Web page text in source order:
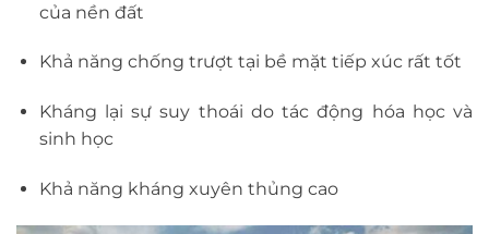
của nền đất
Khả năng chống trượt tại bề mặt tiếp xúc rất tốt
Kháng lại sự suy thoái do tác động hóa học và
sinh học
Khả năng kháng xuyên thủng cao